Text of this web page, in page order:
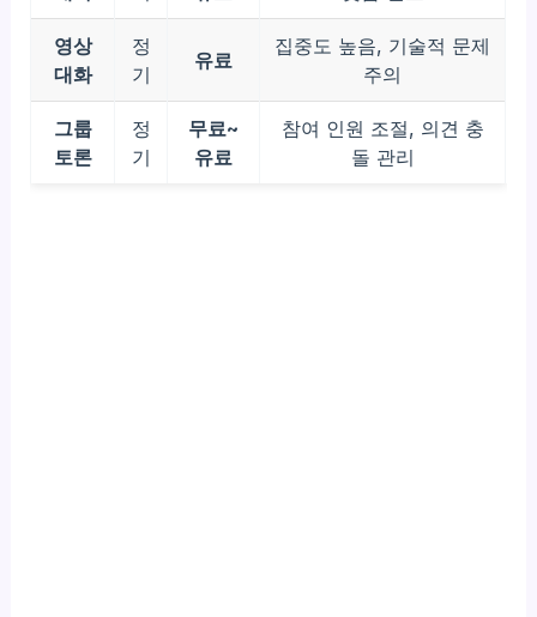
영상
대화
정
기
유료
집중도 높음, 기술적 문제
주의
그룹
토론
정
기
무료~
유료
참여 인원 조절, 의견 충
돌 관리